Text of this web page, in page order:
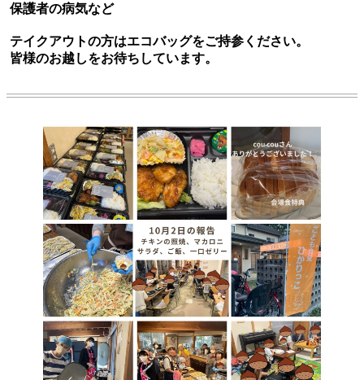
保護者の病気など
テイクアウトの方はエコバッグをご持参ください。
皆様のお越しをお待ちしています。